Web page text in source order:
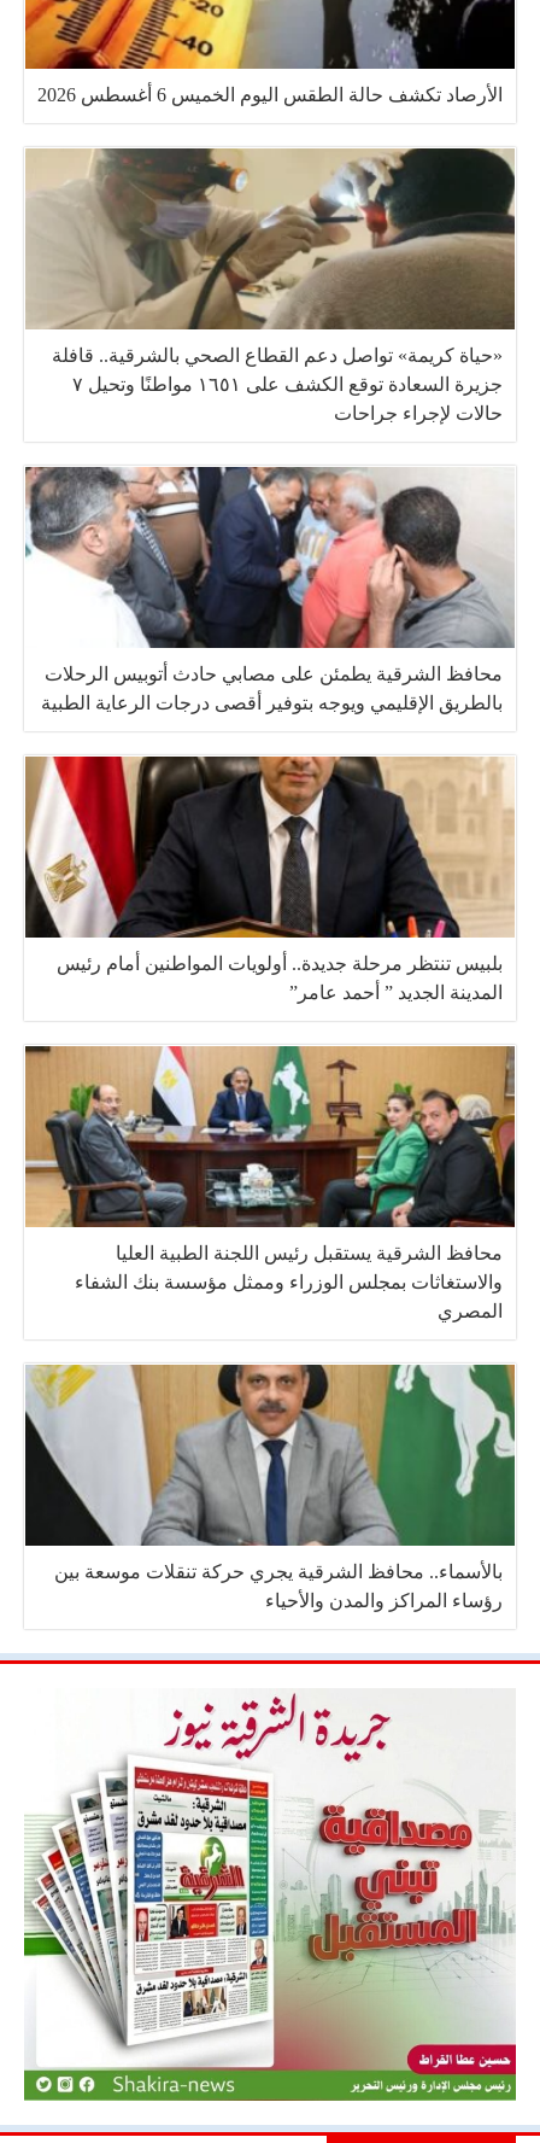
الأرصاد تكشف حالة الطقس اليوم الخميس 6 أغسطس 2026
«حياة كريمة» تواصل دعم القطاع الصحي بالشرقية.. قافلة
جزيرة السعادة توقع الكشف على ١٦٥١ مواطنًا وتحيل ٧
حالات لإجراء جراحات
محافظ الشرقية يطمئن على مصابي حادث أتوبيس الرحلات
بالطريق الإقليمي ويوجه بتوفير أقصى درجات الرعاية الطبية
بلبيس تنتظر مرحلة جديدة.. أولويات المواطنين أمام رئيس
المدينة الجديد ” أحمد عامر”
محافظ الشرقية يستقبل رئيس اللجنة الطبية العليا
والاستغاثات بمجلس الوزراء وممثل مؤسسة بنك الشفاء
المصري
بالأسماء.. محافظ الشرقية يجري حركة تنقلات موسعة بين
رؤساء المراكز والمدن والأحياء